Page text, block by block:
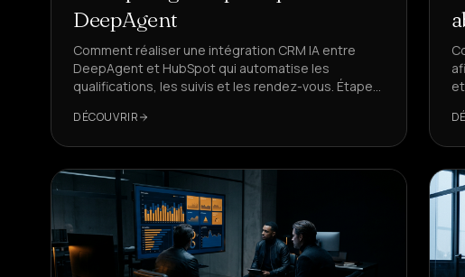
DeepAgent
Comment réaliser une intégration CRM IA entre
DeepAgent et HubSpot qui automatise les
qualifications, les suivis et les rendez-vous. Étapes
DÉCOUVRIR